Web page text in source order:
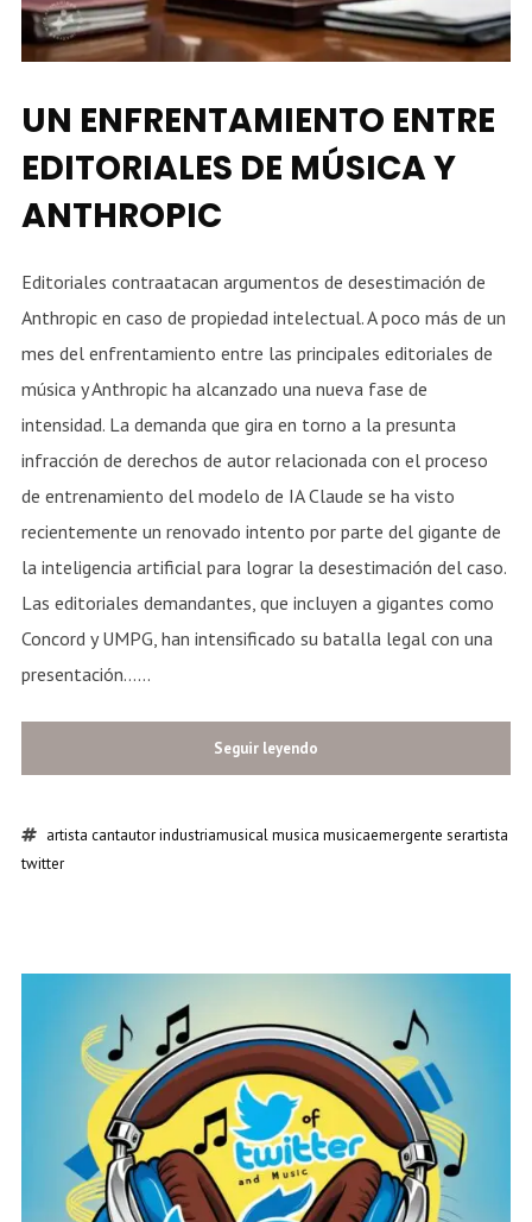
UN ENFRENTAMIENTO ENTRE
EDITORIALES DE MÚSICA Y
ANTHROPIC
Editoriales contraatacan argumentos de desestimación de
Anthropic en caso de propiedad intelectual. A poco más de un
mes del enfrentamiento entre las principales editoriales de
música y Anthropic ha alcanzado una nueva fase de
intensidad. La demanda que gira en torno a la presunta
infracción de derechos de autor relacionada con el proceso
de entrenamiento del modelo de IA Claude se ha visto
recientemente un renovado intento por parte del gigante de
la inteligencia artificial para lograr la desestimación del caso.
Las editoriales demandantes, que incluyen a gigantes como
Concord y UMPG, han intensificado su batalla legal con una
presentación......
Seguir leyendo
artista cantautorindustriamusicalmusica musicaemergente serartista
twitter